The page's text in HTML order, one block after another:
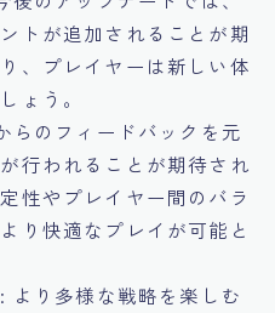
トが追加されることが期
、プレイヤーは新しい体
ょう。
らのフィードバックを元
行われることが期待され
性やプレイヤー間のバラ
り快適なプレイが可能と
: より多様な戦略を楽しむ